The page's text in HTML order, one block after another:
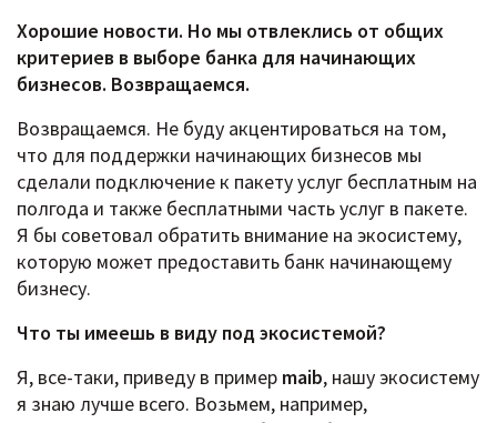
Хорошие новости. Но мы отвлеклись от общих
критериев в выборе банка для начинающих
бизнесов. Возвращаемся.
Возвращаемся. Не буду акцентироваться на том,
что для поддержки начинающих бизнесов мы
сделали подключение к пакету услуг бесплатным на
полгода и также бесплатными часть услуг в пакете.
Я бы советовал обратить внимание на экосистему,
которую может предоставить банк начинающему
бизнесу.
Что ты имеешь в виду под экосистемой?
Я, все-таки, приведу в пример maib, нашу экосистему
я знаю лучше всего. Возьмем, например,